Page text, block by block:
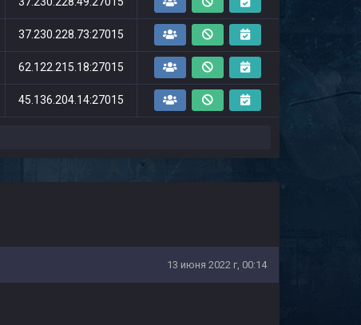
37.230.228.73:27015
62.122.215.18:27015
45.136.204.14:27015
13 июня 2022 г, 00:14